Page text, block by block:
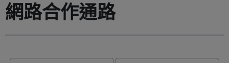
網路合作通路